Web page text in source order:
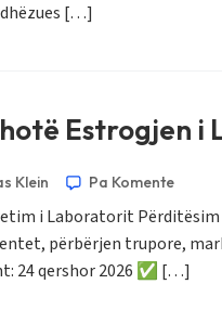
[…]
Estrogjen i
Klein Pa Komente
i Laboratorit
përbërjen trupore,
24 qershor 2026 ✅ […]